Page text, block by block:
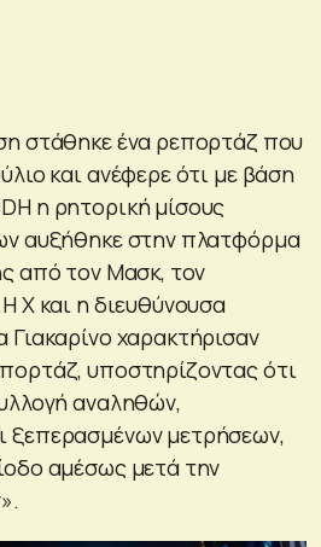
στάθηκε ένα ρεπορτάζ που
και ανέφερε ότι με βάση
η ρητορική μίσους
αυξήθηκε στην πλατφόρμα
από τον Μασκ, τον
Χ και η διευθύνουσα
χαρακτήρισαν
υποστηρίζοντας ότι
αναληθών,
ξεπερασμένων μετρήσεων,
αμέσως μετά την